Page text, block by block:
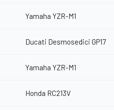
Yamaha YZR-M1
Ducati Desmosedici GP17
Yamaha YZR-M1
Honda RC213V